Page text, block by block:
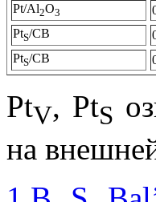
Pt/Al2O3
PtS/СВ
PtS/СВ
PtV, PtS
на